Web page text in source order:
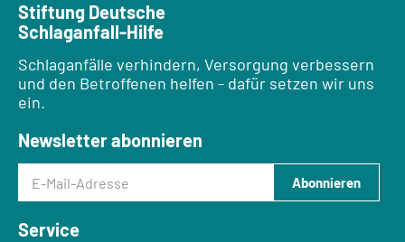
Stiftung Deutsche
Schlaganfall-Hilfe
Schlaganfälle verhindern, Versorgung verbessern
und den Betroffenen helfen - dafür setzen wir uns
ein.
Newsletter abonnieren
Abonnieren
Service